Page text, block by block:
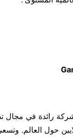
رائدة في مجال